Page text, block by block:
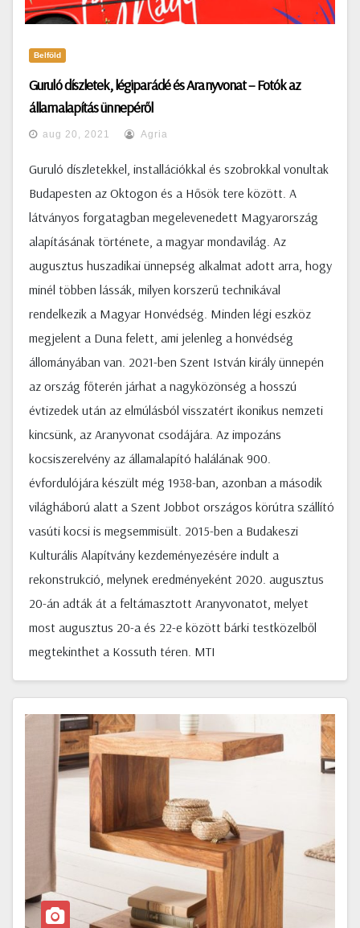
Belföld
Guruló díszletek, légiparádé és Aranyvonat – Fotók az
államalapítás ünnepéről
aug 20, 2021 Agria
Guruló díszletekkel, installációkkal és szobrokkal vonultak
Budapesten az Oktogon és a Hősök tere között. A
látványos forgatagban megelevenedett Magyarország
alapításának története, a magyar mondavilág. Az
augusztus huszadikai ünnepség alkalmat adott arra, hogy
minél többen lássák, milyen korszerű technikával
rendelkezik a Magyar Honvédség. Minden légi eszköz
megjelent a Duna felett, ami jelenleg a honvédség
állományában van. 2021-ben Szent István király ünnepén
az ország főterén járhat a nagyközönség a hosszú
évtizedek után az elmúlásból visszatért ikonikus nemzeti
kincsünk, az Aranyvonat csodájára. Az impozáns
kocsiszerelvény az államalapító halálának 900.
évfordulójára készült még 1938-ban, azonban a második
világháború alatt a Szent Jobbot országos körútra szállító
vasúti kocsi is megsemmisült. 2015-ben a Budakeszi
Kulturális Alapítvány kezdeményezésére indult a
rekonstrukció, melynek eredményeként 2020. augusztus
20-án adták át a feltámasztott Aranyvonatot, melyet
most augusztus 20-a és 22-e között bárki testközelből
megtekinthet a Kossuth téren. MTI